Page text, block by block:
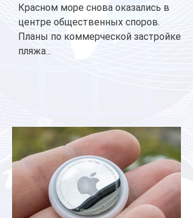
Красном море снова оказались в
центре общественных споров.
Планы по коммерческой застройке
пляжа...